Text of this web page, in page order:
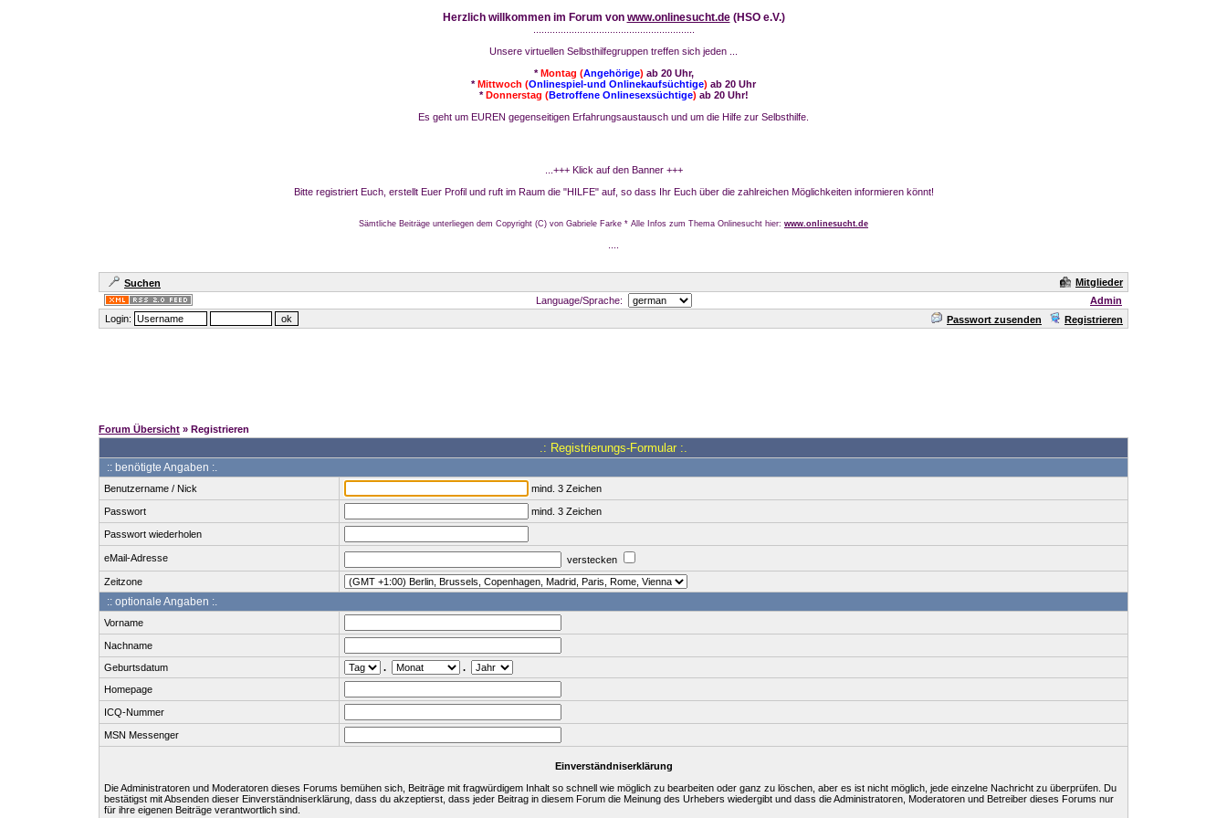
Herzlich willkommen im Forum von www.onlinesucht.de(HSO e.V.)
Unsere virtuellen Selbsthilfegruppen treffen sich jeden ...
*Montag (Angehörige) ab 20 Uhr,
*Mittwoch (Onlinespiel-und Onlinekaufsüchtige) ab 20 Uhr
*Donnerstag (Betroffene Onlinesexsüchtige) ab 20 Uhr!
Es geht um EUREN gegenseitigen Erfahrungsaustausch und um die Hilfe zur Selbsthilfe.
...+++ Klick auf den Banner +++
Bitte registriert Euch, erstellt Euer Profil und ruft im Raum die "HILFE" auf, so dass Ihr Euch über die zahlreichen Möglichkeiten informieren könnt!
Sämtliche Beiträge unterliegen dem Copyright (C) von Gabriele Farke * Alle Infos zum Thema Onlinesucht hier: www.onlinesucht.de
Suchen
Mitglieder
Language/Sprache:
Admin
Login:
Passwort zusenden Registrieren
Forum Übersicht » Registrieren
.: Registrierungs-Formular :.
:: benötigte Angaben :.
Benutzername / Nick mind. 3 Zeichen
Passwort mind. 3 Zeichen
Passwort wiederholen
eMail-Adresse
verstecken
Zeitzone
:: optionale Angaben :.
Vorname
Nachname
Geburtsdatum
.
.
Homepage
ICQ-Nummer
MSN Messenger
Einverständniserklärung
Die Administratoren und Moderatoren dieses Forums bemühen sich, Beiträge mit fragwürdigem Inhalt so schnell wie möglich zu bearbeiten oder ganz zu löschen, aber es ist nicht möglich, jede einzelne Nachricht zu überprüfen. Du
bestätigst mit Absenden dieser Einverständniserklärung, dass du akzeptierst, dass jeder Beitrag in diesem Forum die Meinung des Urhebers wiedergibt und dass die Administratoren, Moderatoren und Betreiber dieses Forums nur
für ihre eigenen Beiträge verantwortlich sind.